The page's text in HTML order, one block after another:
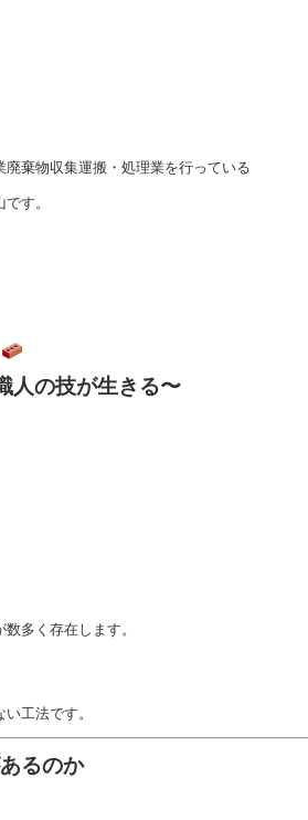
棄物収集運搬・処理業を行っている
す。
人の技が生きる〜
数多く存在します。
工法です。
るのか